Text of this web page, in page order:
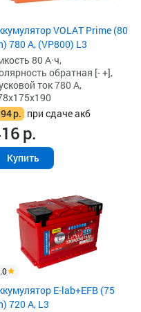
VOLAT Prime (80
780 А, (VP800) L3
80 А·ч,
обратная [- +],
ток 780 А,
р. при сдаче акб
р.
Купить
E-lab+EFB (75
720 А, L3